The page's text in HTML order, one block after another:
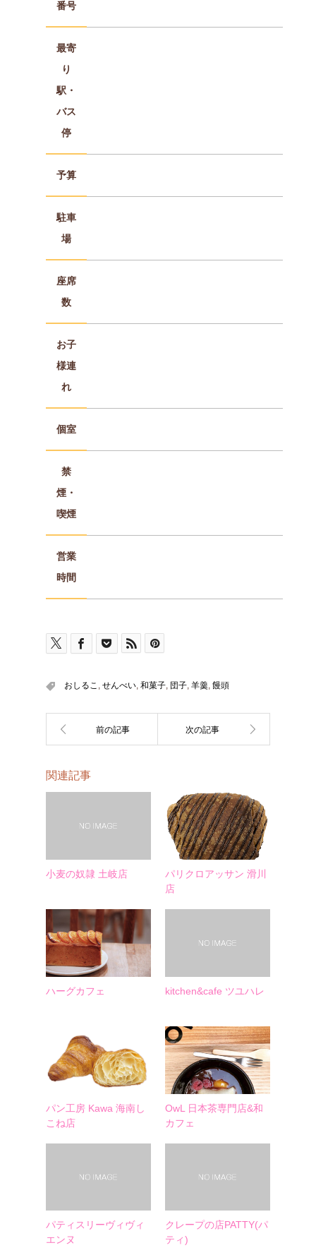
番号
最寄
り
駅・
バス
停
予算
駐車
場
座席
数
お子
様連
れ
個室
禁
煙・
喫煙
営業
時間
おしるこ , せんべい, 和菓子, 団子, 羊羹, 饅頭
関連記事
小麦の奴隷 土岐店
パリクロアッサン 滑川
店
ハーグカフェ kitchen&cafe ツユハレ
パン工房 Kawa 海南し
こね店
OwL 日本茶専門店&和
カフェ
パティスリーヴィヴィ
エンヌ
クレープの店PATTY(パ
ティ)